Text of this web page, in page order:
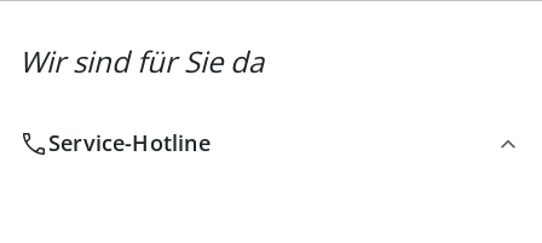
Wir sind für Sie da
Service-Hotline